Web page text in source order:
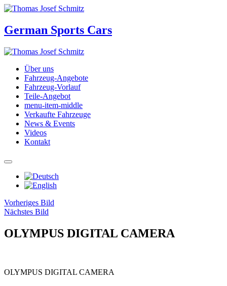
German Sports Cars
Über uns
Fahrzeug-Angebote
Fahrzeug-Vorlauf
Teile-Angebot
menu-item-middle
Verkaufte Fahrzeuge
News & Events
Videos
Kontakt
Vorheriges Bild
Nächstes Bild
OLYMPUS DIGITAL CAMERA
OLYMPUS DIGITAL CAMERA